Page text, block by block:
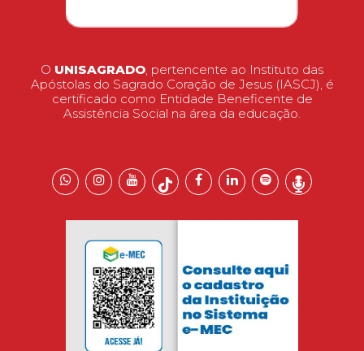
O UNISAGRADO, pertencente ao Instituto das
Apóstolas do Sagrado Coração de Jesus (IASCJ), é
certificado como Entidade Beneficente de
Assistência Social na área da educação.